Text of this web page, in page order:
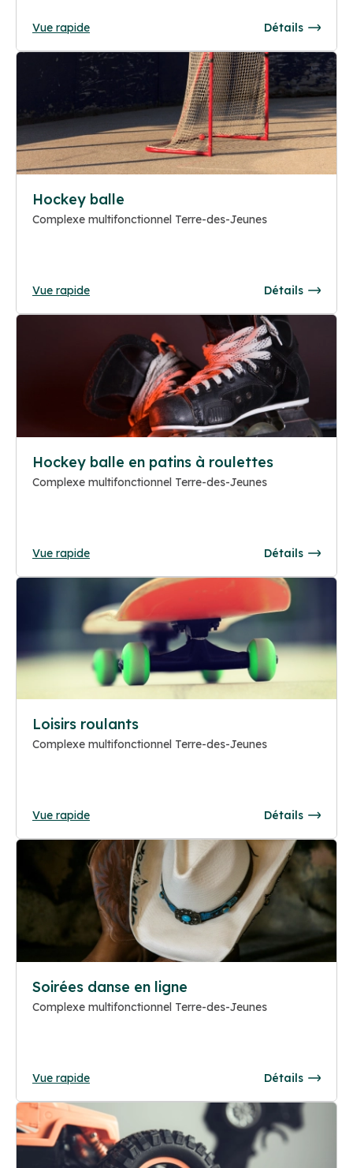
Vue rapide Détails
Hockey balle
Complexe multifonctionnel Terre-des-Jeunes
Vue rapide Détails
Hockey balle en patins à roulettes
Complexe multifonctionnel Terre-des-Jeunes
Vue rapide Détails
Loisirs roulants
Complexe multifonctionnel Terre-des-Jeunes
Vue rapide Détails
Soirées danse en ligne
Complexe multifonctionnel Terre-des-Jeunes
Vue rapide Détails